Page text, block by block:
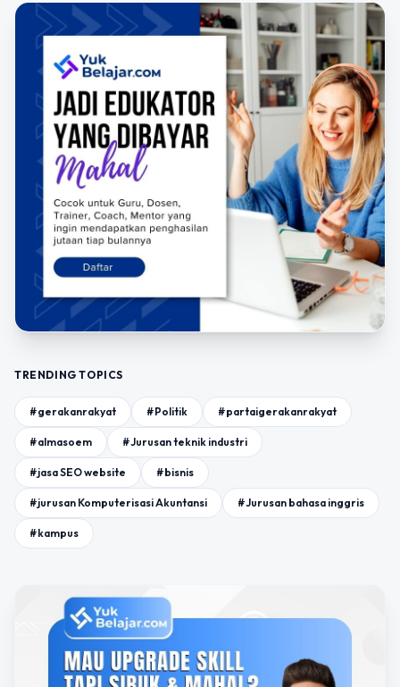
TRENDING TOPICS
#gerakanrakyat #Politik #partaigerakanrakyat
#almasoem #Jurusan teknik industri
#jasa SEO website #bisnis
#jurusan Komputerisasi Akuntansi #Jurusan bahasa inggris
#kampus